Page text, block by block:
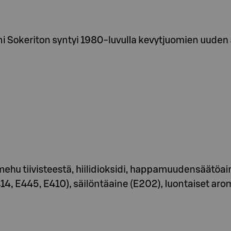
Sokeriton syntyi 1980-luvulla kevytjuomien
tiivisteestä, hiilidioksidi,
E445, E410), säilöntäaine (E202), luontaiset